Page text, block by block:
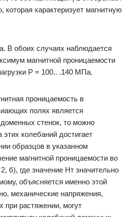
характеризует магнитную
В обоих случаях наблюдается
магнитной проницаемости
Р = 100.. .140 МПа.
проницаемость в
полях является
стенок, то можно
этих колебаний достигает
образцов в указанном
магнитной проницаемости во
б), где значение Нт значительно
объясняется именно этой
механические напряжения,
при растяжении, могут